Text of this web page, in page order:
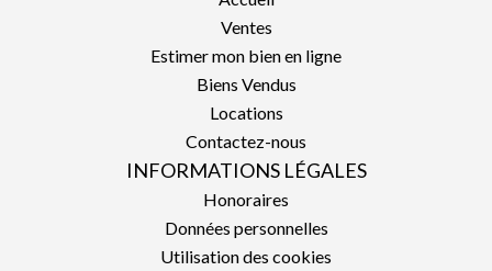
Ventes
Estimer mon bien en ligne
Biens Vendus
Locations
Contactez-nous
INFORMATIONS LÉGALES
Honoraires
Données personnelles
Utilisation des cookies